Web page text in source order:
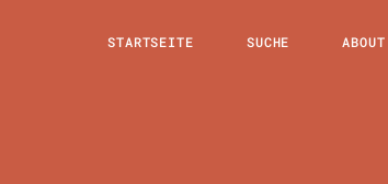
STARTSEITE SUCHE ABOUT